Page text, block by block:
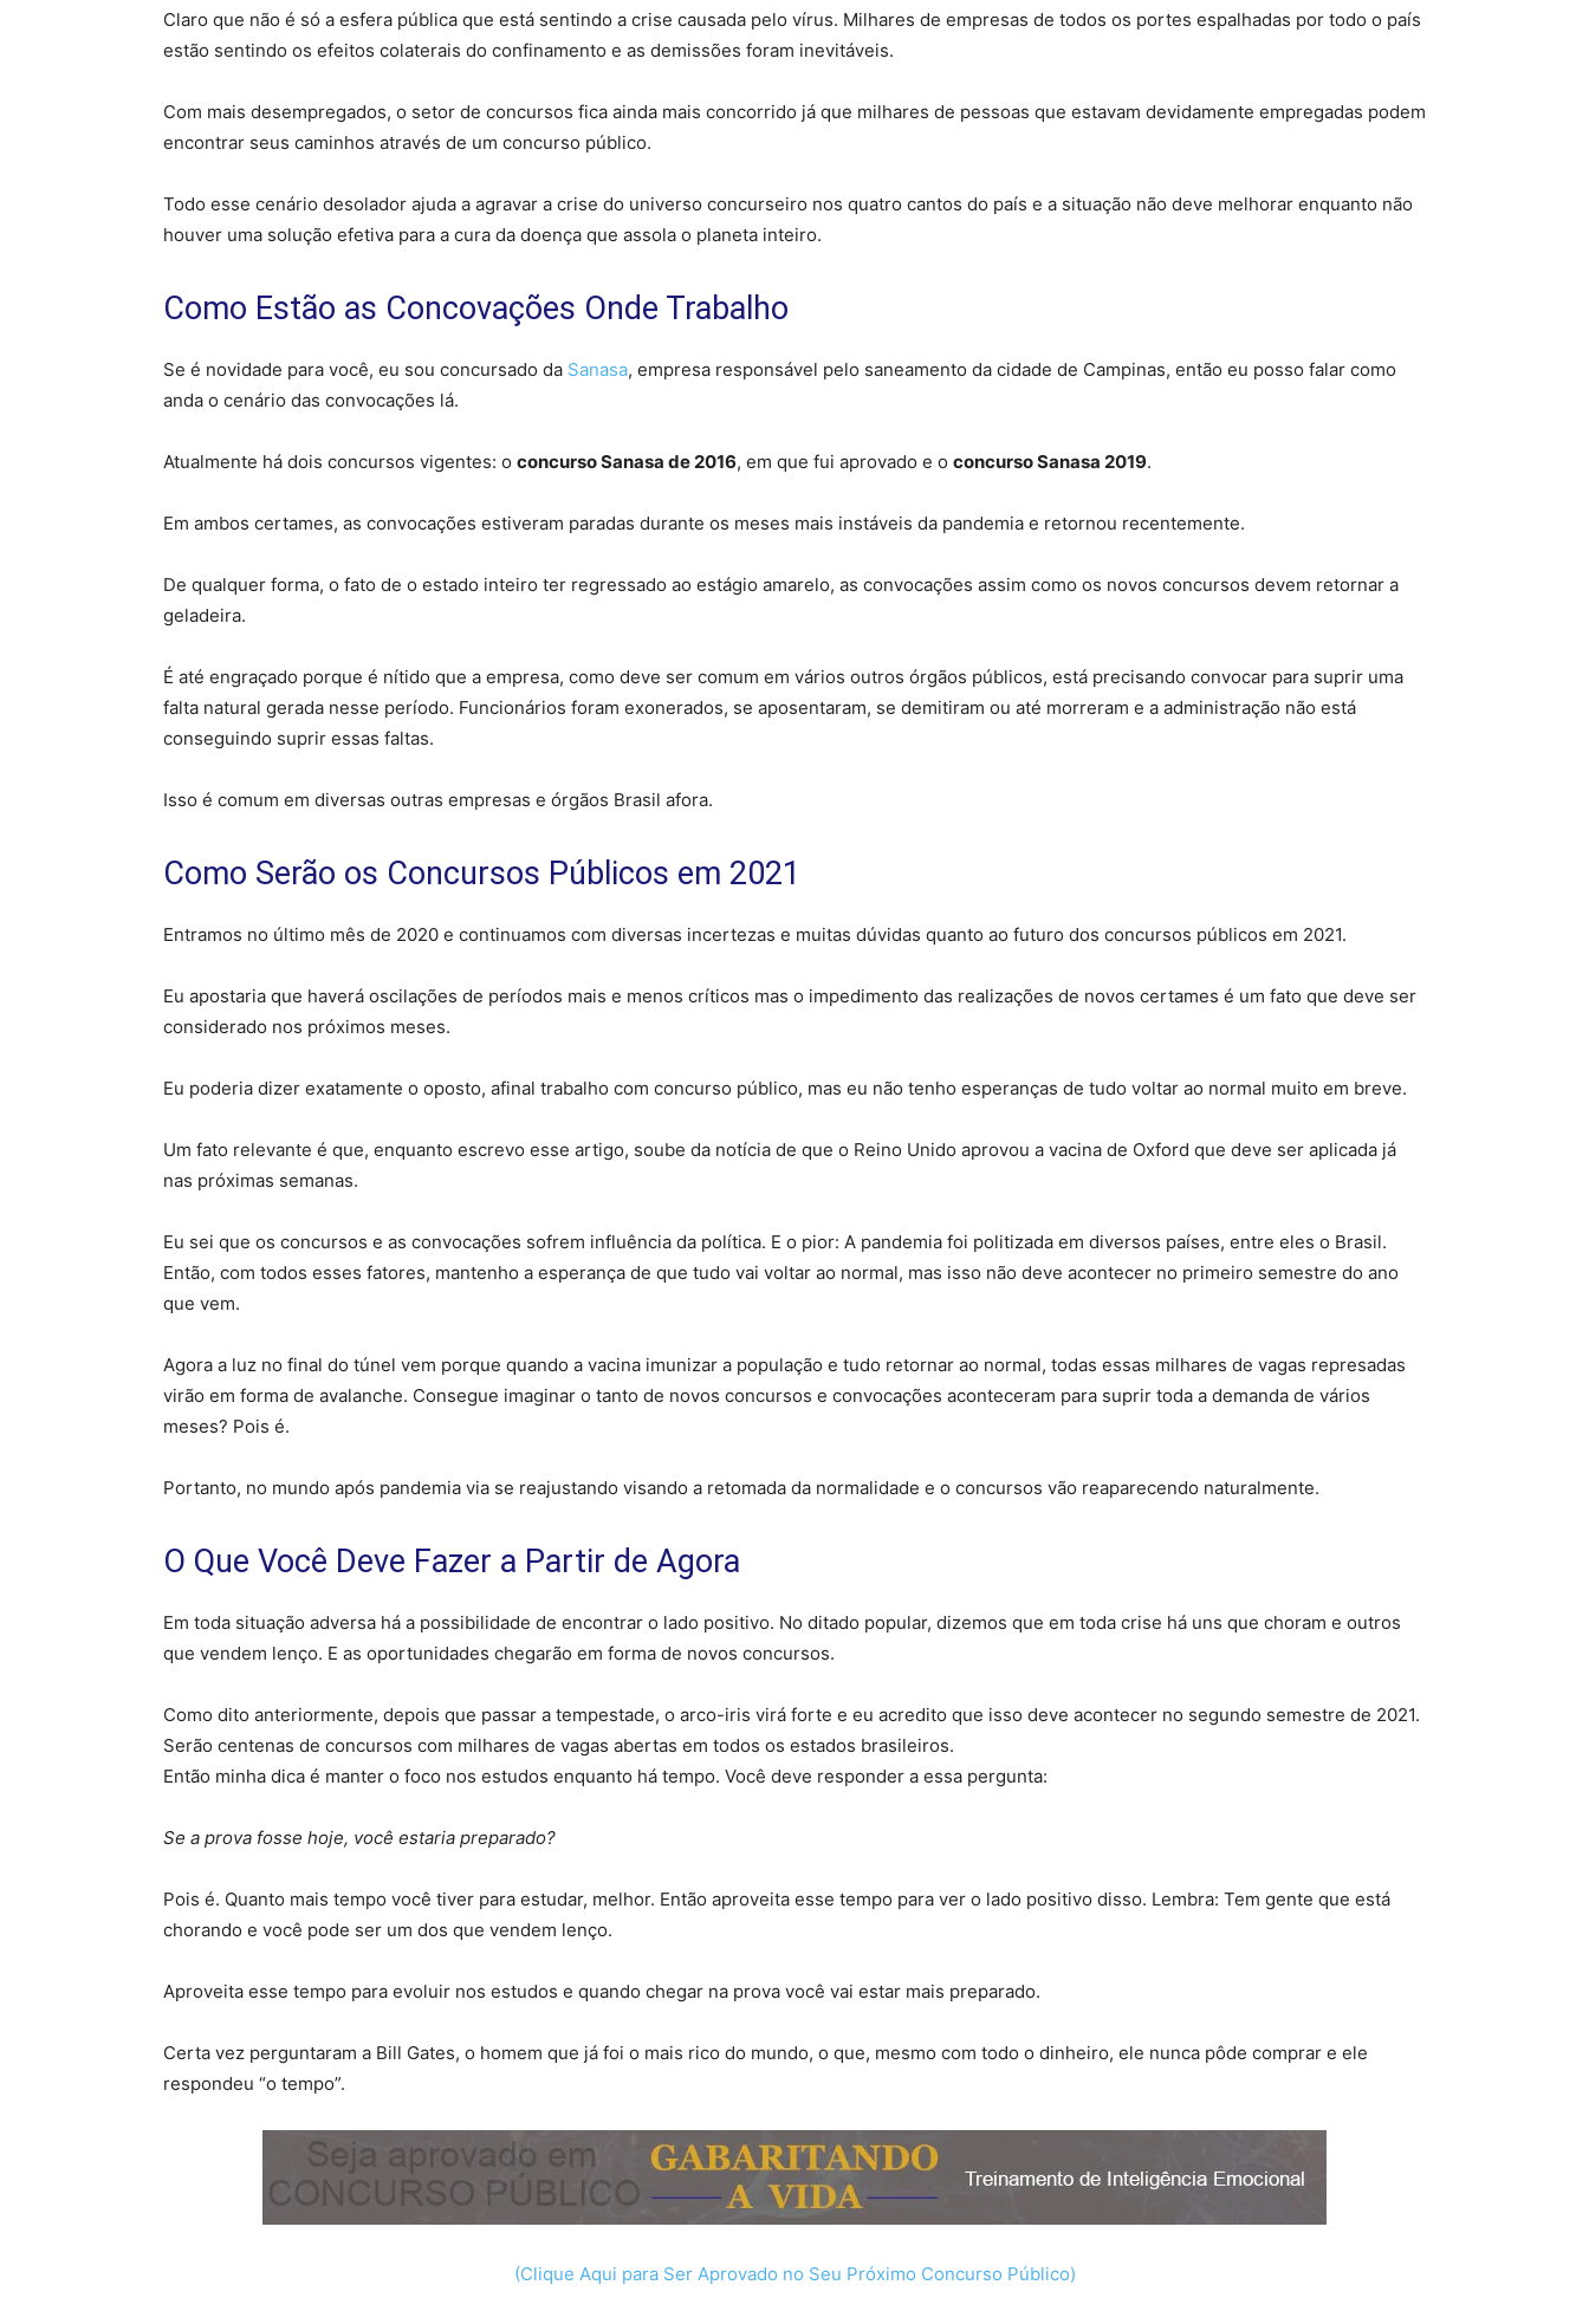
Claro que não é só a esfera pública que está sentindo a crise causada pelo vírus. Milhares de empresas de todos os portes espalhadas por todo o país
estão sentindo os efeitos colaterais do confinamento e as demissões foram inevitáveis.
Com mais desempregados, o setor de concursos fica ainda mais concorrido já que milhares de pessoas que estavam devidamente empregadas podem
encontrar seus caminhos através de um concurso público.
Todo esse cenário desolador ajuda a agravar a crise do universo concurseiro nos quatro cantos do país e a situação não deve melhorar enquanto não
houver uma solução efetiva para a cura da doença que assola o planeta inteiro.
Como Estão as Concovações Onde Trabalho
Se é novidade para você, eu sou concursado da Sanasa, empresa responsável pelo saneamento da cidade de Campinas, então eu posso falar como
anda o cenário das convocações lá.
Atualmente há dois concursos vigentes: o concurso Sanasa de 2016, em que fui aprovado e o concurso Sanasa 2019.
Em ambos certames, as convocações estiveram paradas durante os meses mais instáveis da pandemia e retornou recentemente.
De qualquer forma, o fato de o estado inteiro ter regressado ao estágio amarelo, as convocações assim como os novos concursos devem retornar a
geladeira.
É até engraçado porque é nítido que a empresa, como deve ser comum em vários outros órgãos públicos, está precisando convocar para suprir uma
falta natural gerada nesse período. Funcionários foram exonerados, se aposentaram, se demitiram ou até morreram e a administração não está
conseguindo suprir essas faltas.
Isso é comum em diversas outras empresas e órgãos Brasil afora.
Como Serão os Concursos Públicos em 2021
Entramos no último mês de 2020 e continuamos com diversas incertezas e muitas dúvidas quanto ao futuro dos concursos públicos em 2021.
Eu apostaria que haverá oscilações de períodos mais e menos críticos mas o impedimento das realizações de novos certames é um fato que deve ser
considerado nos próximos meses.
Eu poderia dizer exatamente o oposto, afinal trabalho com concurso público, mas eu não tenho esperanças de tudo voltar ao normal muito em breve.
Um fato relevante é que, enquanto escrevo esse artigo, soube da notícia de que o Reino Unido aprovou a vacina de Oxford que deve ser aplicada já
nas próximas semanas.
Eu sei que os concursos e as convocações sofrem influência da política. E o pior: A pandemia foi politizada em diversos países, entre eles o Brasil.
Então, com todos esses fatores, mantenho a esperança de que tudo vai voltar ao normal, mas isso não deve acontecer no primeiro semestre do ano
que vem.
Agora a luz no final do túnel vem porque quando a vacina imunizar a população e tudo retornar ao normal, todas essas milhares de vagas represadas
virão em forma de avalanche. Consegue imaginar o tanto de novos concursos e convocações aconteceram para suprir toda a demanda de vários
meses? Pois é.
Portanto, no mundo após pandemia via se reajustando visando a retomada da normalidade e o concursos vão reaparecendo naturalmente.
O Que Você Deve Fazer a Partir de Agora
Em toda situação adversa há a possibilidade de encontrar o lado positivo. No ditado popular, dizemos que em toda crise há uns que choram e outros
que vendem lenço. E as oportunidades chegarão em forma de novos concursos.
Como dito anteriormente, depois que passar a tempestade, o arco-iris virá forte e eu acredito que isso deve acontecer no segundo semestre de 2021.
Serão centenas de concursos com milhares de vagas abertas em todos os estados brasileiros.
Então minha dica é manter o foco nos estudos enquanto há tempo. Você deve responder a essa pergunta:
Se a prova fosse hoje, você estaria preparado?
Pois é. Quanto mais tempo você tiver para estudar, melhor. Então aproveita esse tempo para ver o lado positivo disso. Lembra: Tem gente que está
chorando e você pode ser um dos que vendem lenço.
Aproveita esse tempo para evoluir nos estudos e quando chegar na prova você vai estar mais preparado.
Certa vez perguntaram a Bill Gates, o homem que já foi o mais rico do mundo, o que, mesmo com todo o dinheiro, ele nunca pôde comprar e ele
respondeu “o tempo”.
(Clique Aqui para Ser Aprovado no Seu Próximo Concurso Público)